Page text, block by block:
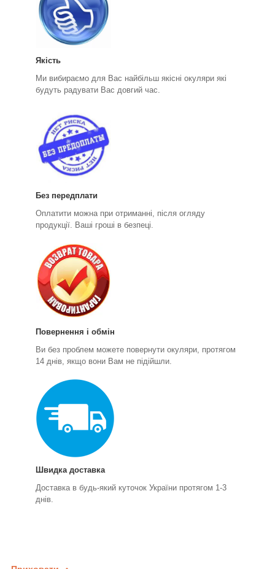
Якість
Ми вибираємо для Вас найбільш якісні окуляри які
будуть радувати Вас довгий час.
Без передплати
Оплатити можна при отриманні, після огляду
продукції. Ваші гроші в безпеці.
Повернення і обмін
Ви без проблем можете повернути окуляри, протягом
14 днів, якщо вони Вам не підійшли.
Швидка доставка
Доставка в будь-який куточок України протягом 1-3
днів.